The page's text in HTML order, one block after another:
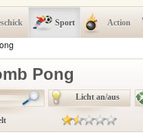
Sport Action
Pong
Licht an/aus